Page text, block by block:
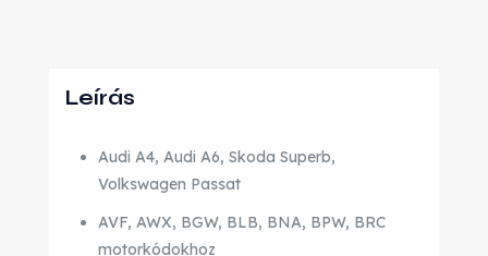
Leírás
Audi A4, Audi A6, Skoda Superb,
Volkswagen Passat
AVF, AWX, BGW, BLB, BNA, BPW, BRC
motorkódokhoz